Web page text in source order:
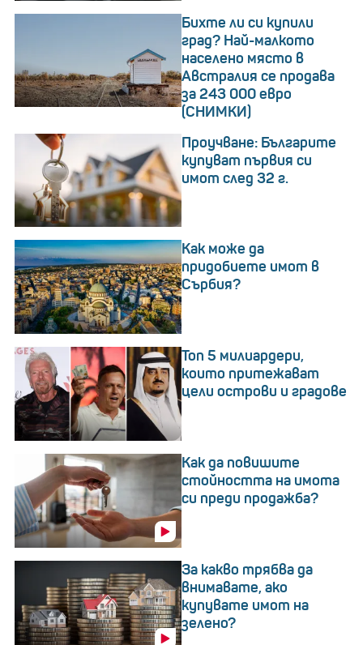
Бихте ли си купили
град? Най-малкото
населено място в
Австралия се продава
за 243 000 евро
(СНИМКИ)
Проучване: Българите
купуват първия си
имот след 32 г.
Как може да
придобиете имот в
Сърбия?
Топ 5 милиардери,
които притежават
цели острови и градове
Как да повишите
стойността на имота
си преди продажба?
За какво трябва да
внимавате, ако
купувате имот на
зелено?